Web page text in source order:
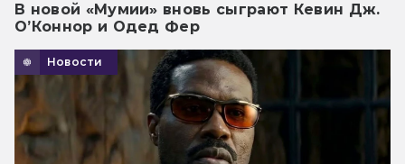
В новой «Мумии» вновь сыграют Кевин Дж.
О’Коннор и Одед Фер
Новости